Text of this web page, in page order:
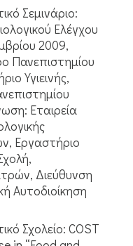
Σεμινάριο:
Ελέγχου
2009,
Πανεπιστημίου
Υγιεινής,
Εταιρεία
Εργαστήριο
Διεύθυνση
Αυτοδιοίκηση
Σχολείο: COST